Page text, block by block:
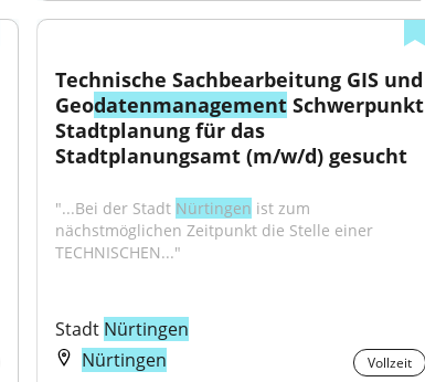
Technische Sachbearbeitung GIS und
Geodatenmanagement Schwerpunkt
Stadtplanung für das
Stadtplanungsamt (m/w/d) gesucht
"...Bei der Stadt Nürtingen ist zum
nächstmöglichen Zeitpunkt die Stelle einer
TECHNISCHEN..."
Stadt Nürtingen
Nürtingen
Vollzeit